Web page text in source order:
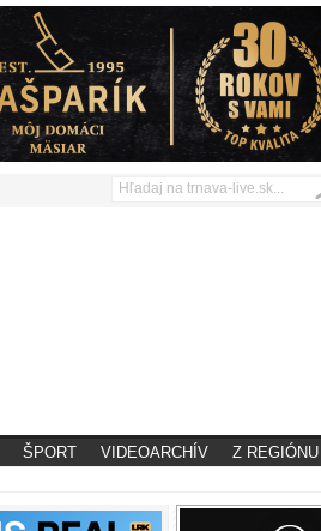
ŠPORT VIDEOARCHÍV Z REGIÓNU